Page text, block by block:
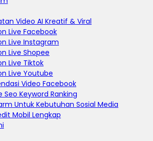
Video AI Kreatif & Viral
Live Facebook
Live Instagram
Live Shopee
Live Tiktok
Live Youtube
Video Facebook
Seo Keyword Ranking
Untuk Kebutuhan Sosial Media
Mobil Lengkap